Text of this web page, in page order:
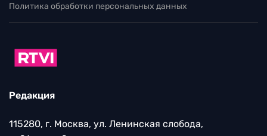
Политика обработки персональных данных
Редакция
115280, г. Москва, ул. Ленинская слобода,